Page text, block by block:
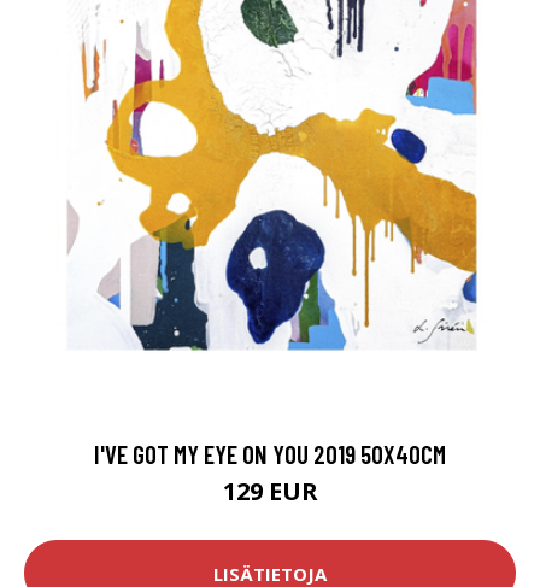
I'VE GOT MY EYE ON YOU 2019 50X40CM
129 EUR
LISÄTIETOJA